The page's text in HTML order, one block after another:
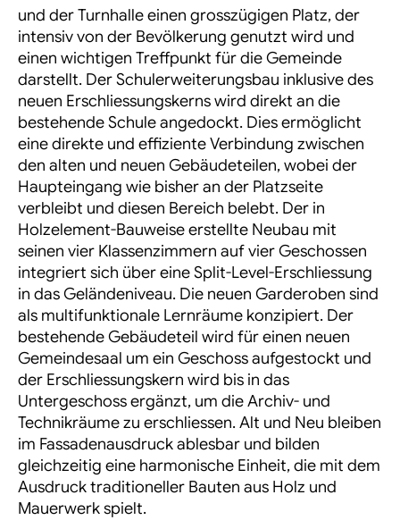
und der Turnhalle einen grosszügigen Platz, der
intensiv von der Bevölkerung genutzt wird und
einen wichtigen Treffpunkt für die Gemeinde
darstellt. DerSchulerweiterungsbau inklusive des
neuen Erschliessungskerns wird direkt an die
bestehende Schule angedockt. Dies ermöglicht
eine direkte und effiziente Verbindung zwischen
den alten und neuen Gebäudeteilen, wobei der
Haupteingang wie bisher an der Platzseite
verbleibt und diesen Bereich belebt. Der in
Holzelement-Bauweiseerstellte Neubau mit
seinen vier Klassenzimmern auf vier Geschossen
integriert sich über eineSplit-Level-Erschliessung
in das Geländeniveau. Die neuen Garderoben sind
als multifunktionale Lernräume konzipiert. Der
bestehende Gebäudeteil wird für einen neuen
Gemeindesaal um ein Geschoss aufgestockt und
der Erschliessungskern wird bis in das
Untergeschoss ergänzt, um die Archiv- und
Technikräume zu erschliessen. Alt und Neu bleiben
im Fassadenausdruck ablesbar und bilden
gleichzeitig eine harmonische Einheit, die mit dem
Ausdruck traditioneller Bauten aus Holz und
Mauerwerk spielt.